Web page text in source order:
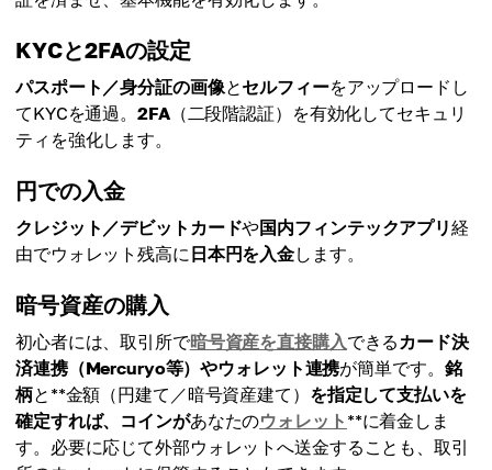
KYCと2FAの設定
パスポート／身分証の画像とセルフィーをアップロードし
てKYCを通過。2FA（二段階認証）を有効化してセキュリ
ティを強化します。
円での入金
クレジット／デビットカードや国内フィンテックアプリ経
由でウォレット残高に 日本円を入金します。
暗号資産の購入
初心者には、取引所で暗号資産を直接購入できるカード決
済連携（Mercuryo等）やウォレット連携が簡単です。 銘
柄と**金額（円建て／暗号資産建て） を指定して支払いを
確定すれば、コインがあなたのウォレット **に着金しま
す。必要に応じて外部ウォレットへ送金することも、取引